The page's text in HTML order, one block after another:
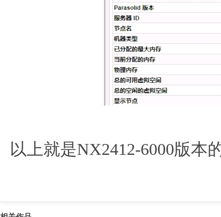
以上就是NX2412-6000版本